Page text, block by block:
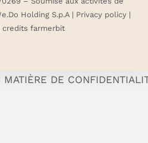
Holding S.p.A | Privacy policy |
credits farmerbit